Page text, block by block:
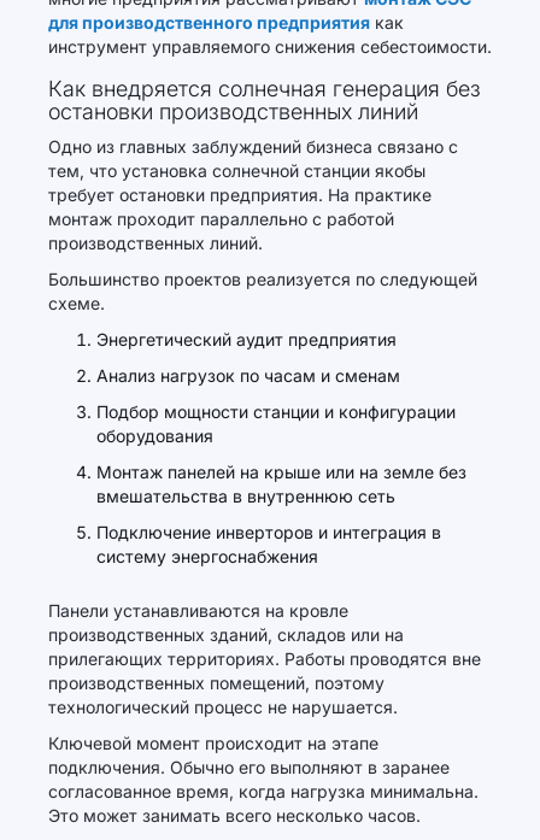
для производственного предприятия как
инструмент управляемого снижения себестоимости.
Как внедряется солнечная генерация без
остановки производственных линий
Одно из главных заблуждений бизнеса связано с
тем, что установка солнечной станции якобы
требует остановки предприятия. На практике
монтаж проходит параллельно с работой
производственных линий.
Большинство проектов реализуется по следующей
схеме.
Энергетический аудит предприятия
Анализ нагрузок по часам и сменам
Подбор мощности станции и конфигурации
оборудования
Монтаж панелей на крыше или на земле без
вмешательства в внутреннюю сеть
Подключение инверторов и интеграция в
систему энергоснабжения
Панели устанавливаются на кровле
производственных зданий, складов или на
прилегающих территориях. Работы проводятся вне
производственных помещений, поэтому
технологический процесс не нарушается.
Ключевой момент происходит на этапе
подключения. Обычно его выполняют в заранее
согласованное время, когда нагрузка минимальна.
Это может занимать всего несколько часов.